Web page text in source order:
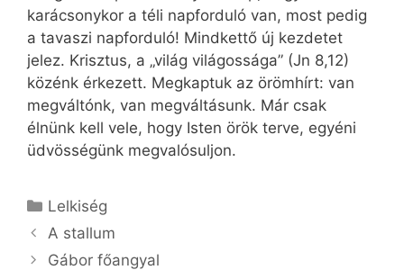
karácsonykor a téli napforduló van, most pedig
a tavaszi napforduló! Mindkettő új kezdetet
jelez. Krisztus, a „világ világossága” (Jn 8,12)
közénk érkezett. Megkaptuk az örömhírt: van
megváltónk, van megváltásunk. Már csak
élnünk kell vele, hogy Isten örök terve, egyéni
üdvösségünk megvalósuljon.
Kategória
Lelkiség
A stallum
Gábor főangyal